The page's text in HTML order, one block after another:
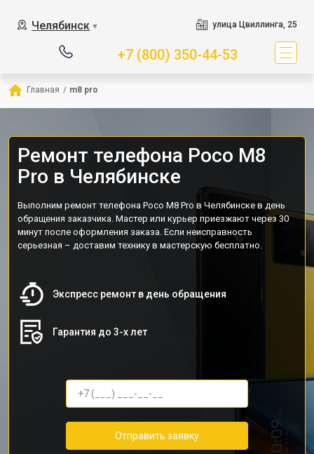
Челябинск ▼ улица Цвиллинга, 25
+7 (800) 350-44-53
Главная / m8 pro
Ремонт телефона Poco M8
Pro в Челябинске
Выполним ремонт телефона Poco M8 Pro в Челябинске в день
обращения заказчика. Мастер или курьер приезжают через 30
минут после оформления заказа. Если неисправность
серьезная – доставим технику в мастерскую бесплатно.
Экспресс ремонт в день обращения
Гарантия до 3-х лет
Отправить заявку